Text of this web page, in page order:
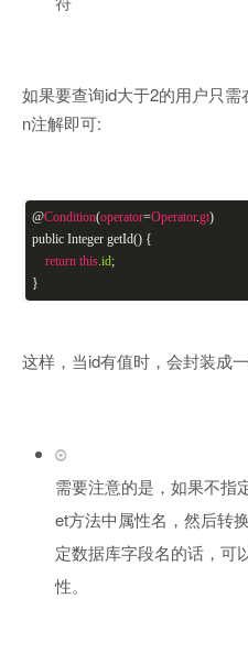
如果要查询id大于2的用户只
n注解即可:
@Condition(operator=Operator.gt)
public Integer getId() {
return this.id;
}
这样，当id有值时，会封装成
需要注意的是，如果不指
et方法中属性名，然后转
定数据库字段名的话，可
性。